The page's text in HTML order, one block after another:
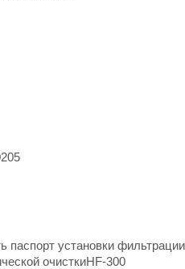
205
паспорт установки фильтрации
очисткиHF-300